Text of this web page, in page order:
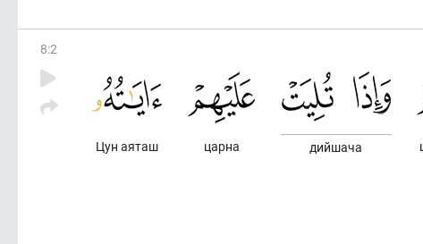
8:2
дийшача
царна
Цун аяташ